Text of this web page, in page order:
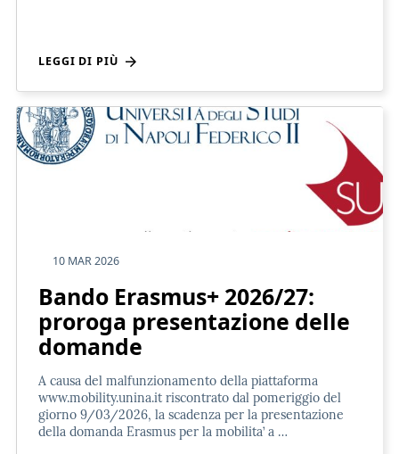
LEGGI DI PIÙ
10 MAR 2026
Bando Erasmus+ 2026/27:
proroga presentazione delle
domande
A causa del malfunzionamento della piattaforma
www.mobility.unina.it riscontrato dal pomeriggio del
giorno 9/03/2026, la scadenza per la presentazione
della domanda Erasmus per la mobilita’ a …